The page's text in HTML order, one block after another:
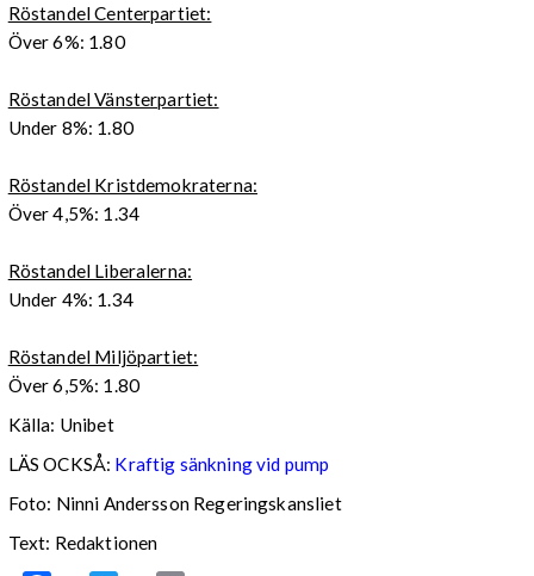
Röstandel Centerpartiet:
Över 6%: 1.80
Röstandel Vänsterpartiet:
Under 8%: 1.80
Röstandel Kristdemokraterna:
Över 4,5%: 1.34
Röstandel Liberalerna:
Under 4%: 1.34
Röstandel Miljöpartiet:
Över 6,5%: 1.80
Källa: Unibet
LÄS OCKSÅ: Kraftig sänkning vid pump
Foto: Ninni Andersson Regeringskansliet
Text: Redaktionen